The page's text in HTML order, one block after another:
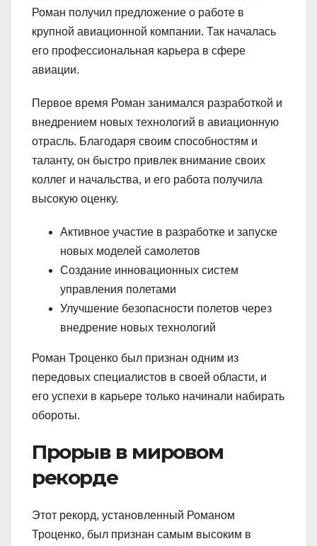
Роман получил предложение о работе в
крупной авиационной компании. Так началась
его профессиональная карьера в сфере
авиации.
Первое время Роман занимался разработкой и
внедрением новых технологий в авиационную
отрасль. Благодаря своим способностям и
таланту, он быстро привлек внимание своих
коллег и начальства, и его работа получила
высокую оценку.
Активное участие в разработке и запуске
новых моделей самолетов
Создание инновационных систем
управления полетами
Улучшение безопасности полетов через
внедрение новых технологий
Роман Троценко был признан одним из
передовых специалистов в своей области, и
его успехи в карьере только начинали набирать
обороты.
Прорыв в мировом
рекорде
Этот рекорд, установленный Романом
Троценко, был признан самым высоким в